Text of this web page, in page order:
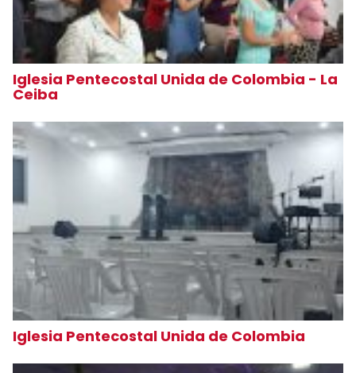
Iglesia Pentecostal Unida de Colombia - La
Ceiba
Iglesia Pentecostal Unida de Colombia